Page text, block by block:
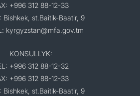
+996 312 88-12-33
Bishkek, st.Baitik-Baatir, 9
kyrgyzstan@mfa.gov.tm
KONSULLYK:
+996 312 88-12-32
+996 312 88-12-33
Bishkek, st.Baitik-Baatir, 9